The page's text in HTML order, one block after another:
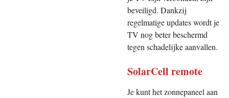
beveiligd. Dankzij
regelmatige updates wordt je
TV nog beter beschermd
tegen schadelijke aanvallen.
SolarCell remote
Je kunt het zonnepaneel aan